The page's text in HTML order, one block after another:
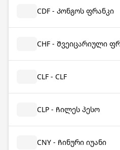
CDF - Კონგოს ფრანკი
CHF - Შვეიცარიული
CLF - CLF
CLP - Ჩილეს პესო
CNY - Ჩინური იუანი